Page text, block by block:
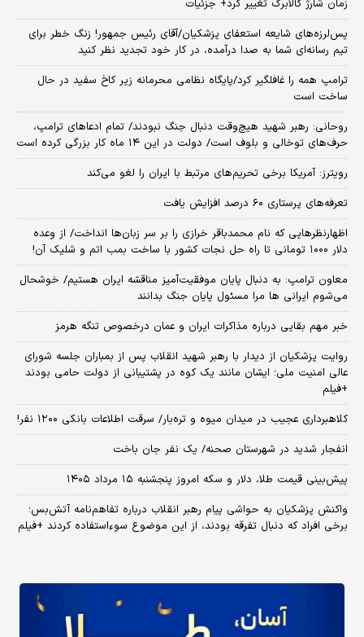
زمان شارژ کالابرگ تغییر کرد+ جزئیات
پس‌لرزه‌های شایعه استعفای پزشکیان/آقای رئیس جمهور! زنگ خطر برای
تیم رسانه‌ای شما به صدا درآمده، در کار خود تجدید نظر کنید
ترامپ همه را غافلگیر کرد/پایگاه نظامی محرمانه زیر کاخ سفید در حال
ساخت است
روحانی: رهبر شهید هیچ‌وقت دنبال جنگ نبودند/ تمام ادعاهای ترامپ،
حرف‌های توخالی و بلوف است/ دولت در این ۱۴ ماه کار بزرگی کرده است
رویترز: آمریکا برخی تحریم‌های مرتبط با ایران را لغو می‌کند
تعرفه‌های پرستاری ۶۰ درصد افزایش یافت
اظهارنظرهایی که نام محمدباقر خرازی را بر سر زبان‌ها انداخت/ از وعده
دلار ۱۰۰۰ تومانی تا راه حل نجات کشور با ساخت بمب اتم و شلیک آن!
معاون ترامپ: به دنبال پایان موفقیت‌آمیز مناقشه ایران هستیم/ خوشحال
می‌شوم ایرانی ها مرا مسئول پایان جنگ بدانند
خبر مهم بقایی درباره مذاکرات ایران و عمان درخصوص تنگه هرمز
روایت پزشکیان از دیدار با رهبر شهید انقلاب پس از بمباران جلسه شورای
عالی امنیت ملی؛ ایشان مانند یک کوه در پشتیبانی از دولت حامی بودند
+فیلم
کلاهبرداری عجیب در میدان میوه و تره‌بار/ سرقت اطلاعات بانکی ۱۲۰۰ نفر!
انفجار شدید در شهرستان صحنه/ یک نفر جان باخت
پیش‌بینی قیمت طلا، دلار و سکه امروز پنجشنبه ۱۵ مرداد ۱۴۰۵
واکنش پزشکیان به حواشی پیام رهبر انقلاب درباره تفاهم‌نامه آتش‌بس؛
برخی افراد که دنبال تفرقه بودند، از این موضوع سوءاستفاده کردند +فیلم